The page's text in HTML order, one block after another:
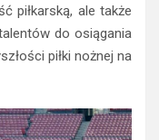
piłkarską, ale także
do osiągania
piłki nożnej na